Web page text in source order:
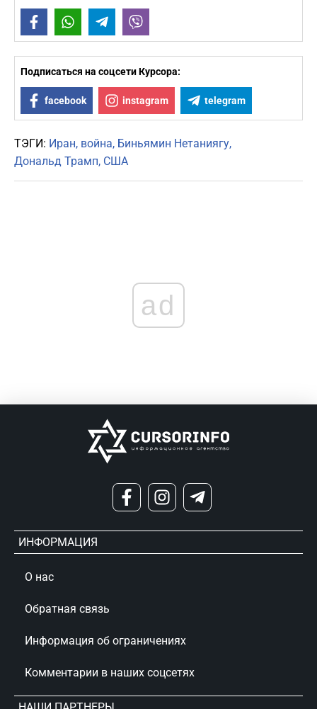
FacebookWhatsAppTelegram
Подписаться на соцсети Курсора:
facebook instagram telegram
ТЭГИ: Иран война Биньямин Нетаниягу
Дональд Трамп США
ad
ИНФОРМАЦИЯ
О нас
Обратная связь
Информация об ограничениях
Комментарии в наших соцсетях